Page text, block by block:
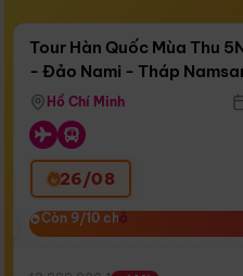
Còn15 ngày 14:35:22
Bay Sun Phuquoc Airways
Tour Hàn Quốc Mùa Thu
- Đảo Nami - Tháp
Airways)
Hồ Chí Minh
26/08
Còn 9/10 chỗ
Còn 9/10 chỗ